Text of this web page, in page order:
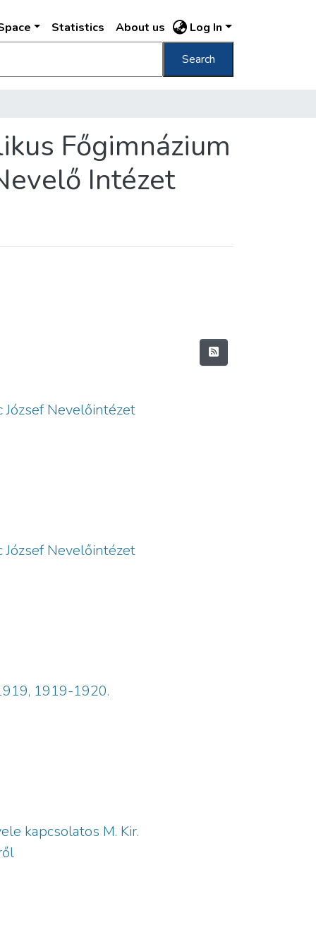
Statistics About us Log In
Search
Főgimnázium
Intézet
József Nevelőintézet
József Nevelőintézet
1919-1920.
kapcsolatos M. Kir.